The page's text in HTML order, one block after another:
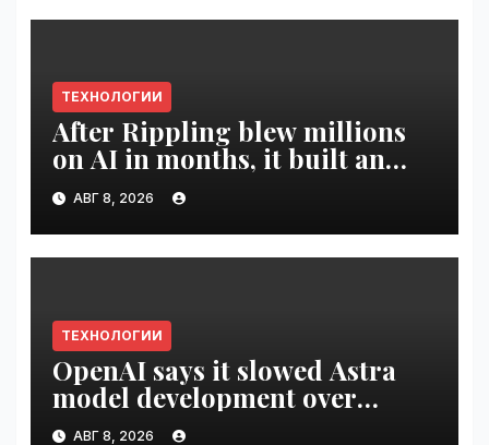
ТЕХНОЛОГИИ
After Rippling blew millions
on AI in months, it built an
employee ROI tool |
VseTime.ru
АВГ 8, 2026
ТЕХНОЛОГИИ
OpenAI says it slowed Astra
model development over
security concerns | VseTime.ru
АВГ 8, 2026